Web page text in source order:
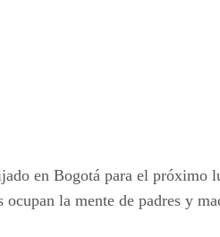
en Bogotá para el próximo
la mente de padres y